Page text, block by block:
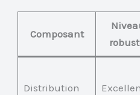
Composant
Distribution